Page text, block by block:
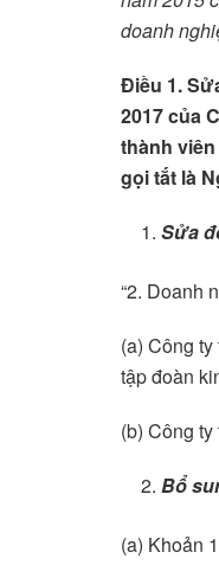
doanh
Điều 1.
2017 của
thành
gọi tắt là
Sửa
“2. Doanh
(a) Công
tập đoàn
(b) Công
Bổ
(a) Khoản